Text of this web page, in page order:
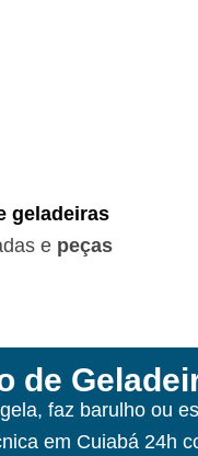
geladeiras
e peças
de
faz barulho ou
em Cuiabá 24h